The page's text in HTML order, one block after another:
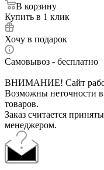
В корзину
Купить в 1 клик
Хочу в подарок
Самовывоз - бесплатно
ВНИМАНИЕ! Сайт
Возможны неточности
товаров.
Заказ считается
менеджером.